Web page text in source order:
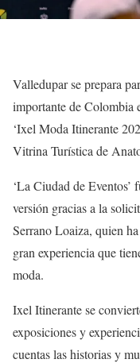
Valledupar se prepara
importante de Colombia
‘Ixel Moda Itinerante
Vitrina Turística de
‘La Ciudad de Eventos’
versión gracias a la
Serrano Loaiza, quien
gran experiencia que
moda.
Ixel Itinerante se
exposiciones y
cuentas las historias y